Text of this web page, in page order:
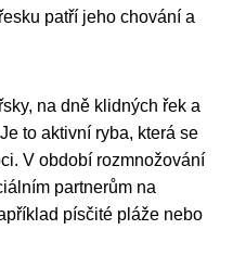
patří jeho chování a
na dně klidných řek a
to aktivní ryba, která se
V období rozmnožování
partnerům na
písčité pláže nebo